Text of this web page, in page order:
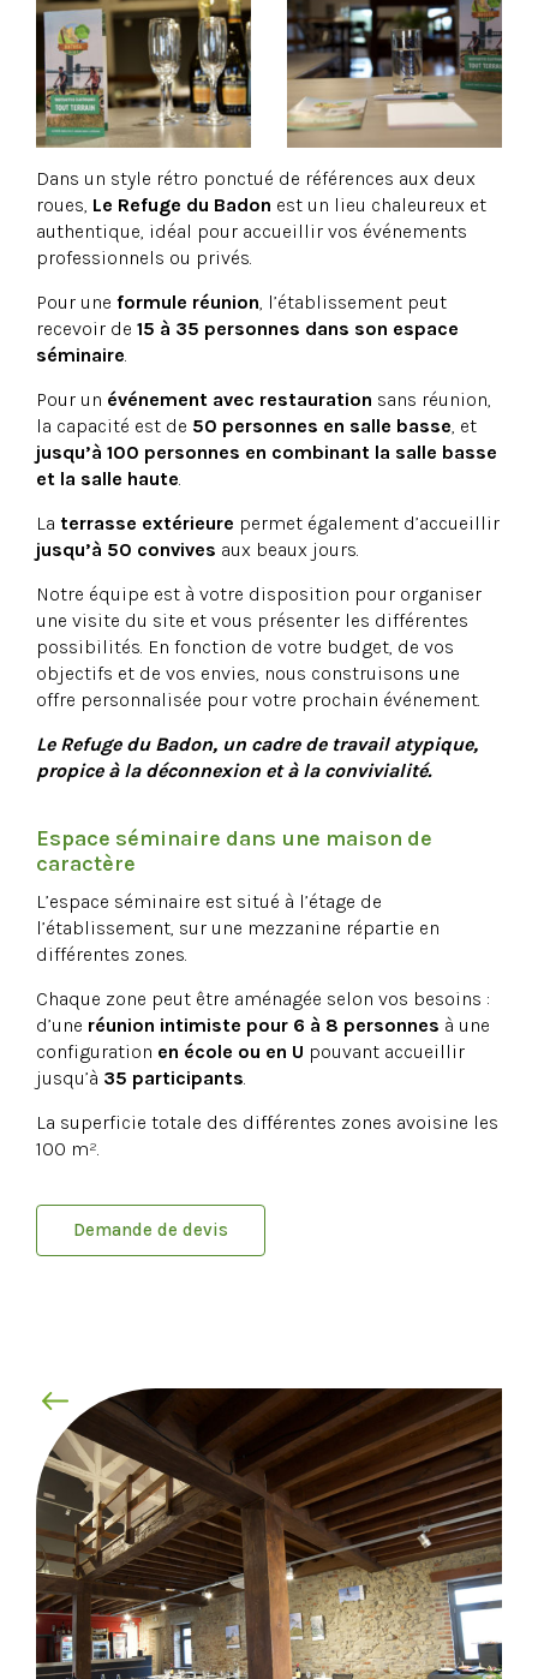
Dans un style rétro ponctué de références aux deux
roues, Le Refuge du Badon est un lieu chaleureux et
authentique, idéal pour accueillir vos événements
professionnels ou privés.
Pour une formule réunion, l’établissement peut
recevoir de 15 à 35 personnes dans son espace
séminaire.
Pour un événement avec restauration sans réunion,
la capacité est de 50 personnes en salle basse, et
jusqu’à 100 personnes en combinant la salle basse
et la salle haute.
La terrasse extérieure permet également d’accueillir
jusqu’à 50 convives aux beaux jours.
Notre équipe est à votre disposition pour organiser
une visite du site et vous présenter les différentes
possibilités. En fonction de votre budget, de vos
objectifs et de vos envies, nous construisons une
offre personnalisée pour votre prochain événement.
Le Refuge du Badon, un cadre de travail atypique,
propice à la déconnexion et à la convivialité.
Espace séminaire dans une maison de
caractère
L’espace séminaire est situé à l’étage de
l’établissement, sur une mezzanine répartie en
différentes zones.
Chaque zone peut être aménagée selon vos besoins :
d’une réunion intimiste pour 6 à 8 personnes à une
configuration en école ou en U pouvant accueillir
jusqu’à 35 participants.
La superficie totale des différentes zones avoisine les
100 m².
Demande de devis